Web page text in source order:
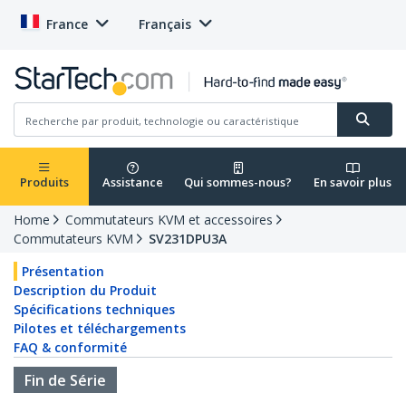
France Français
Produits Assistance Qui sommes-nous? En savoir plus
Home
Commutateurs KVM et accessoires
Commutateurs KVM
SV231DPU3A
Présentation
Description du Produit
Spécifications techniques
Pilotes et téléchargements
FAQ & conformité
Fin de Série